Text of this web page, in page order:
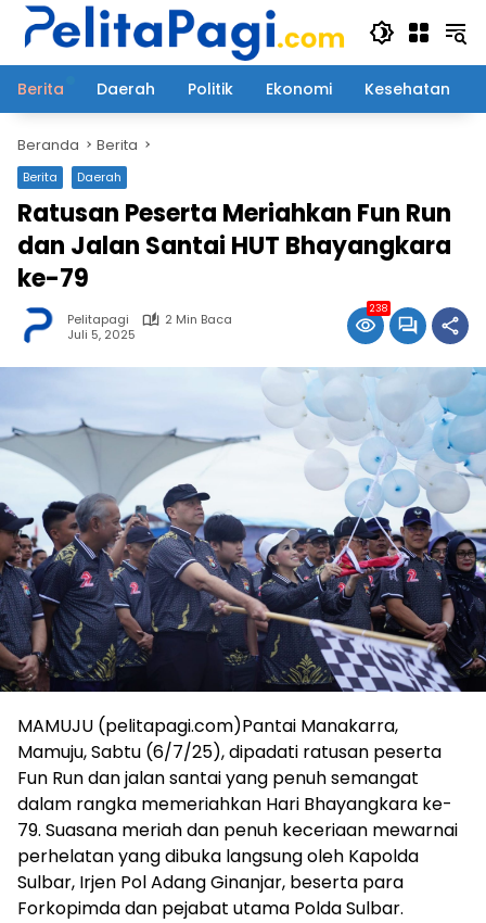
Langsung
Berita
Daerah Politik Ekonomi Kesehatan
Beranda Berita
Berita Daerah
Ratusan Peserta Meriahkan Fun Run
dan Jalan Santai HUT Bhayangkara
ke-79
Pelitapagi
2 Min Baca
Juli 5, 2025
238
MAMUJU (pelitapagi.com)Pantai Manakarra,
Mamuju, Sabtu (6/7/25), dipadati ratusan peserta
Fun Run dan jalan santai yang penuh semangat
dalam rangka memeriahkan Hari Bhayangkara ke-
79. Suasana meriah dan penuh keceriaan mewarnai
perhelatan yang dibuka langsung oleh Kapolda
Sulbar, Irjen Pol Adang Ginanjar, beserta para
Forkopimda dan pejabat utama Polda Sulbar.